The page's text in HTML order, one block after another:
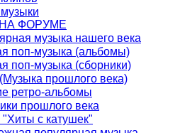
ФОРУМЕ
музыка нашего века
поп-музыка (альбомы)
поп-музыка (сборники)
прошлого века)
ретро-альбомы
прошлого века
с катушек"